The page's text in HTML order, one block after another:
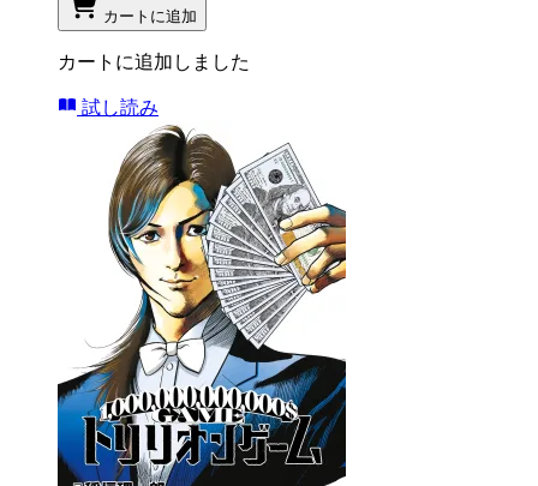
カートに追加
カートに追加しました
試し読み